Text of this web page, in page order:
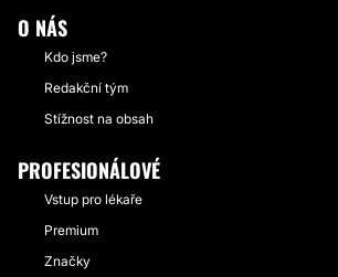
O NÁS
Kdo jsme?
Redakční tým
Stížnost na obsah
PROFESIONÁLOVÉ
Vstup pro lékaře
Premium
Značky